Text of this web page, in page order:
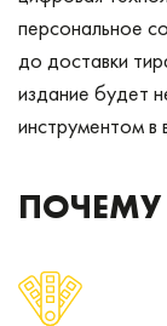
персональное
до доставки
издание будет
инструментом в